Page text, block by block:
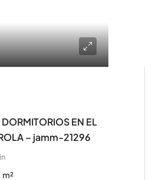
EN EL
– jamm-21296
m²